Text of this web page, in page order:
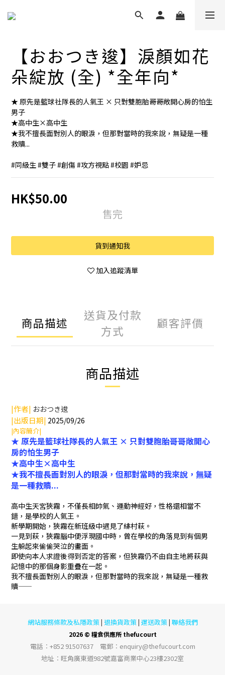
【おおつき逡】淚顏如花
朵綻放 (全) *全年向*
★ 原先是籃球社隊長的人氣王 × 只對雙胞胎哥哥敞開心房的怕生
男子
★高中生×高中生
★我不擅長面對別人的眼淚，但那對當時的我來說，無疑是一種
救贖...
#同級生 #雙子 #創傷 #攻方視點 #校園 #妒忌
HK$50.00
售完
貨到通知我
加入追蹤清單
商品描述
送貨及付款
方式
顧客評價
商品描述
|作者| おおつき逡
|出版日期| 2025/09/26
|內容簡介|
★ 原先是籃球社隊長的人氣王 × 只對雙胞胎哥哥敞開心
房的怕生男子
★高中生×高中生
★我不擅長面對別人的眼淚，但那對當時的我來說，無疑
是一種救贖...
高中生天宮狹霧，不僅長相帥氣、運動神經好，性格還相當不
錯，是學校的人氣王。
新學期開始，狹霧在新班級中遇見了緋村萩。
一見到萩，狹霧腦中便浮現國中時，曾在學校的角落見到有個男
生躲起來偷偷哭泣的畫面。
即使向本人求證後得到否定的答案，但狹霧仍不由自主地將萩與
記憶中的那個身影重疊在一起。
我不擅長面對別人的眼淚，但那對當時的我來說，無疑是一種救
贖——
網站服務條款及私隱政策| 退換貨政策| 運送政策 | 聯絡我們
2026 © 糧食供應所 thefucourt
電話︰+852 91507637 電郵︰enquiry@thefucourt.com
地址︰旺角廣東道982號嘉富商業中心23樓2302室